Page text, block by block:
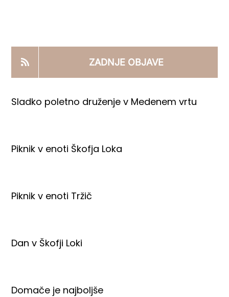
PRODAJNI IZDELKI
AKTUALNO
ZADNJE OBJAVE
Sladko poletno druženje v Medenem vrtu
Piknik v enoti Škofja Loka
Piknik v enoti Tržič
Dan v Škofji Loki
Domače je najboljše